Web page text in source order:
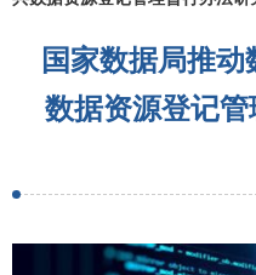
国家数据局推
数据资源登记